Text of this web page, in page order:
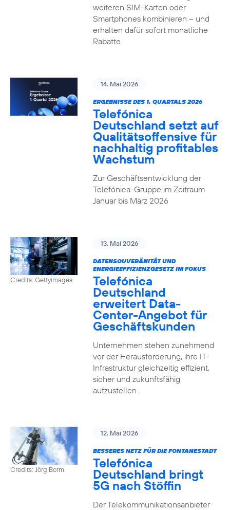
weiteren SIM-Karten oder
Smartphones kombinieren – und
erhalten dafür sofort monatliche
Rabatte
14. Mai 2026
ERGEBNISSE DES 1. QUARTALS 2026
Telefónica
Deutschland setzt auf
Qualitätsoffensive für
nachhaltig profitables
Wachstum
Zur Geschäftsentwicklung der
Telefónica-Gruppe im Zeitraum
Januar bis März 2026
Credits: Gettyimages
13. Mai 2026
DATENSOUVERÄNITÄT UND
ENERGIEEFFIZIENZGESETZ IM FOKUS
Telefónica
Deutschland
erweitert Data-
Center-Angebot für
Geschäftskunden
Unternehmen stehen zunehmend
vor der Herausforderung, ihre IT-
Infrastruktur gleichzeitig effizient,
sicher und zukunftsfähig
aufzustellen
Credits: Jörg Borm
12. Mai 2026
BESSERES NETZ FÜR DIE FONTANESTADT
Telefónica
Deutschland bringt
5G nach Stöffin
Der Telekommunikationsanbieter